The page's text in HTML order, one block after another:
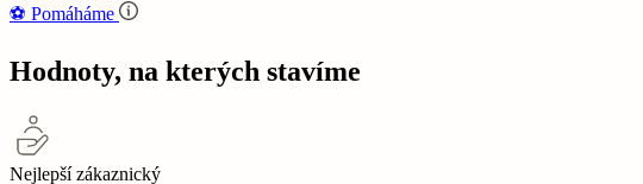
⚽‍️️ Pomáháme
Hodnoty, na kterých stavíme
Nejlepší zákaznický